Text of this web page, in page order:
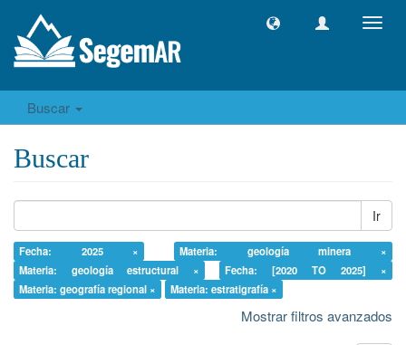
Buscar
Buscar
Ir
Fecha: 2025 ×
Materia: geología minera ×
Materia: geología estructural ×
Fecha: [2020 TO 2025] ×
Materia: geografía regional ×
Materia: estratigrafía ×
Mostrar filtros avanzados